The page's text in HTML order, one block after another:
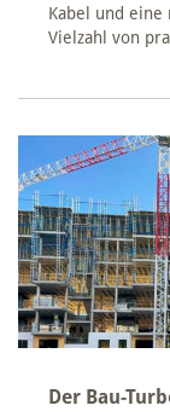
Kabel und
Vielzahl von
Der Bau-